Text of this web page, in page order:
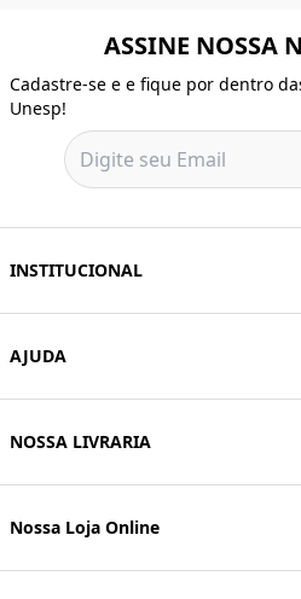
ASSINE NOSSA
Cadastre-se e e fique por dentro
Unesp!
INSTITUCIONAL
AJUDA
NOSSA LIVRARIA
Nossa Loja Online